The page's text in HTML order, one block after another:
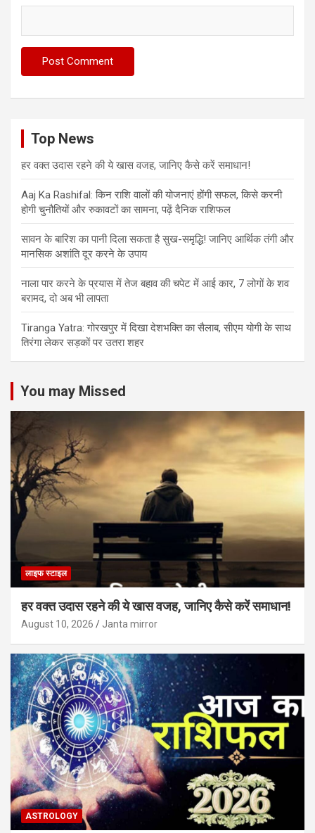
Top News
हर वक्त उदास रहने की ये खास वजह, जानिए कैसे करें समाधान!
Aaj Ka Rashifal: किन राशि वालों की योजनाएं होंगी सफल, किसे करनी
होगी चुनौतियों और रुकावटों का सामना, पढ़ें दैनिक राशिफल
सावन के बारिश का पानी दिला सकता है सुख-समृद्धि! जानिए आर्थिक तंगी और
मानसिक अशांति दूर करने के उपाय
नाला पार करने के प्रयास में तेज बहाव की चपेट में आई कार, 7 लोगों के शव
बरामद, दो अब भी लापता
Tiranga Yatra: गोरखपुर में दिखा देशभक्ति का सैलाब, सीएम योगी के साथ
तिरंगा लेकर सड़कों पर उतरा शहर
You may Missed
लाइफ स्टाइल
हर वक्त उदास रहने की ये खास वजह, जानिए कैसे करें समाधान!
August 10, 2026 Janta mirror
ASTROLOGY